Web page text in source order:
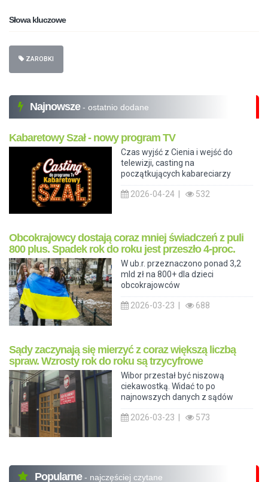
Słowa kluczowe
ZAROBKI
Najnowsze - ostatnio dodane
Kabaretowy Szał - nowy program TV
Czas wyjść z Cienia i wejść do
telewizji, casting na
początkujących kabareciarzy
2026-04-24 | 532
Obcokrajowcy dostają coraz mniej świadczeń z puli
800 plus. Spadek rok do roku jest przeszło 4-proc.
W ub.r. przeznaczono ponad 3,2
mld zł na 800+ dla dzieci
obcokrajowców
2026-03-23 | 688
Sądy zaczynają się mierzyć z coraz większą liczbą
spraw. Wzrosty rok do roku są trzycyfrowe
Wibor przestał być niszową
ciekawostką. Widać to po
najnowszych danych z sądów
2026-03-23 | 573
Popularne - najczęściej czytane